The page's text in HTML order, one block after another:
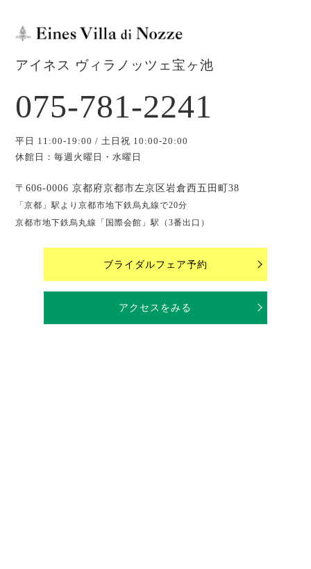
アイネス ヴィラノッツェ宝ヶ池
075-781-2241
平日 11:00-19:00 / 土日祝 10:00-20:00
休館日：毎週火曜日・水曜日
〒606-0006 京都府京都市左京区岩倉西五田町38
「京都」駅より京都市地下鉄烏丸線で20分
京都市地下鉄烏丸線「国際会館」駅（3番出口）
ブライダルフェア予約
アクセスをみる